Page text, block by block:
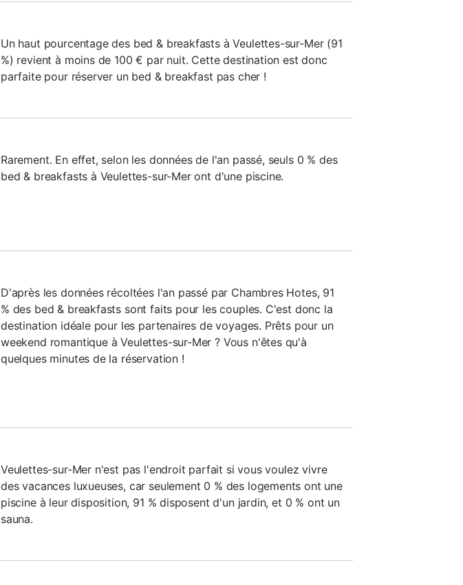
Un haut pourcentage des bed & breakfasts à Veulettes-sur-Mer (91
%) revient à moins de 100 € par nuit. Cette destination est donc
parfaite pour réserver un bed & breakfast pas cher !
Rarement. En effet, selon les données de l'an passé, seuls 0 % des
bed & breakfasts à Veulettes-sur-Mer ont d'une piscine.
D'après les données récoltées l'an passé par Chambres Hotes, 91
% des bed & breakfasts sont faits pour les couples. C'est donc la
destination idéale pour les partenaires de voyages. Prêts pour un
weekend romantique à Veulettes-sur-Mer ? Vous n'êtes qu'à
quelques minutes de la réservation !
Veulettes-sur-Mer n'est pas l'endroit parfait si vous voulez vivre
des vacances luxueuses, car seulement 0 % des logements ont une
piscine à leur disposition, 91 % disposent d'un jardin, et 0 % ont un
sauna.